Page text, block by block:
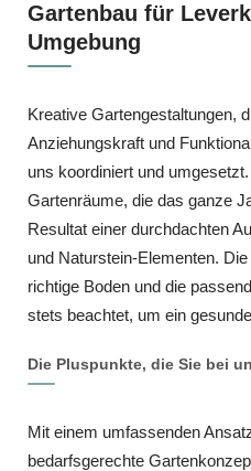
Gartenbau für
Umgebung
Kreative Gartengestaltungen,
Anziehungskraft und
uns koordiniert und
Gartenräume, die das ganze
Resultat einer durchdachten
und Naturstein-Elementen.
richtige Boden und die
stets beachtet, um ein
Die Pluspunkte, die Sie bei
Mit einem umfassenden
bedarfsgerechte